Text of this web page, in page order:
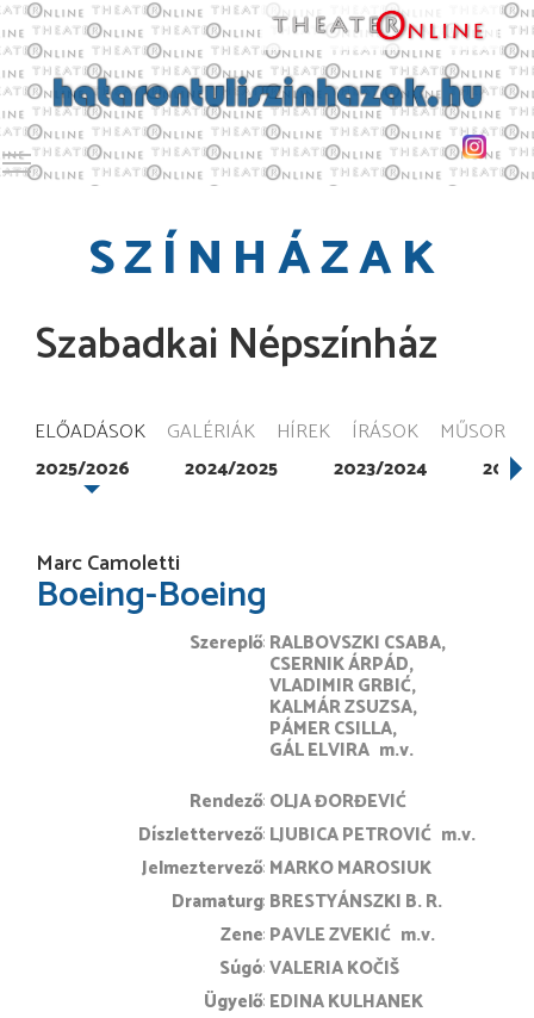
Toggle main menu visibility
SZÍNHÁZAK
Szabadkai Népszínház
ELŐADÁSOK GALÉRIÁK HÍREK ÍRÁSOK MŰSOR
2025/2026 2024/2025 2023/2024
Marc Camoletti
Boeing-Boeing
Szereplő RALBOVSZKI CSABA
CSERNIK ÁRPÁD
VLADIMIR GRBIĆ
KALMÁR ZSUZSA
PÁMER CSILLA
GÁL ELVIRA m.v.
rendező OLJA ĐORĐEVIĆ
díszlettervező LJUBICA PETROVIĆ m.v.
jelmeztervező MARKO MAROSIUK
dramaturg BRESTYÁNSZKI B. R.
zene PAVLE ZVEKIĆ m.v.
súgó VALERIA KOČIŠ
ügyelő EDINA KULHANEK